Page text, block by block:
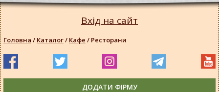
Вхід на сайт
Головна / Каталог/ Кафе / Ресторани
ДОДАТИ ФІРМУ